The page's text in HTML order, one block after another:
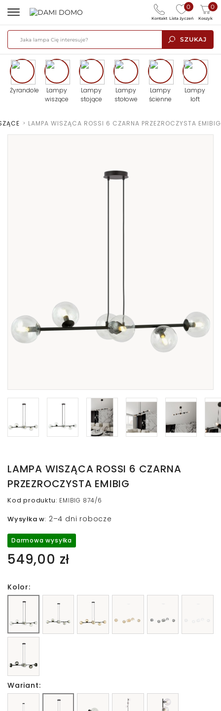
SZUKAJ
0
Lista życzeń
0
Koszyk
Kontakt
Żyrandole
Lampy
wiszące
Lampy
stojące
Lampy
stołowe
Lampy
ścienne
Lampy
loft
> LAMPA WISZĄCA ROSSI 6 CZARNA PRZEZROCZYSTA EMIBIG
LAMPA WISZĄCA ROSSI 6 CZARNA
PRZEZROCZYSTA EMIBIG
Kod produktu: EMIBIG 874/6
Wysyłka w: 2–4 dni robocze
Darmowa wysyłka
549,00 zł
Kolor:
Wariant: